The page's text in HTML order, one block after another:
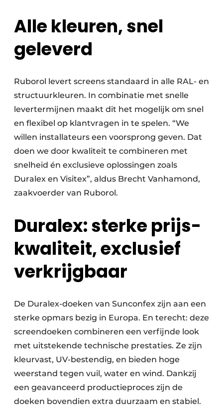
Alle kleuren, snel
geleverd
Ruborol levert screens standaard in alle RAL- en
structuurkleuren. In combinatie met snelle
levertermijnen maakt dit het mogelijk om snel
en flexibel op klantvragen in te spelen. “We
willen installateurs een voorsprong geven. Dat
doen we door kwaliteit te combineren met
snelheid én exclusieve oplossingen zoals
Duralex en Visitex”, aldus Brecht Vanhamond,
zaakvoerder van Ruborol.
Duralex: sterke prijs-
kwaliteit, exclusief
verkrijgbaar
De Duralex-doeken van Sunconfex zijn aan een
sterke opmars bezig in Europa. En terecht: deze
screendoeken combineren een verfijnde look
met uitstekende technische prestaties. Ze zijn
kleurvast, UV-bestendig, en bieden hoge
weerstand tegen vuil, water en wind. Dankzij
een geavanceerd productieproces zijn de
doeken bovendien extra duurzaam en stabiel.